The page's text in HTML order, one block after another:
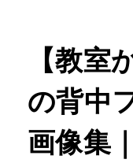
【教
の背中
画像集